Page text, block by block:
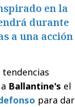
en la
durante
a una acción
Ballantine's el
para dar